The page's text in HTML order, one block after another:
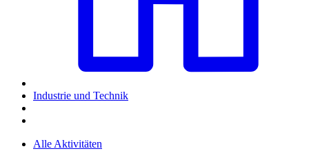
Industrie und Technik
Alle Aktivitäten